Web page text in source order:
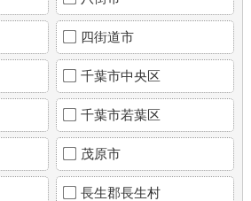
四街道市
千葉市中央区
千葉市若葉区
茂原市
長生郡長生村